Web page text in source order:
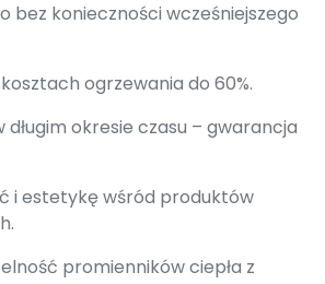
bez konieczności wcześniejszego
ogrzewania do 60%.
długim okresie czasu – gwarancja
i estetykę wśród produktów
promienników ciepła z